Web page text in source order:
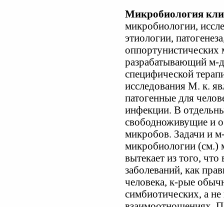
Микробиология
микробиологии,
этиологии,
оппортунистических
разрабатывающий м-
специфической
исследования М. к.
патогенные для
инфекции. В
свободноживущие и
микробов. Задачи и
микробиологии (см.)
вытекает из того,
заболеваний, как
человека, к-рые
симбиотических, а